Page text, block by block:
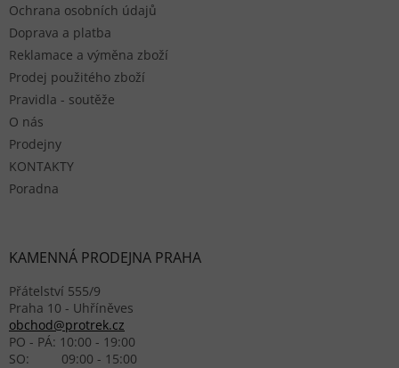
Ochrana osobních údajů
Doprava a platba
Reklamace a výměna zboží
Prodej použitého zboží
Pravidla - soutěže
O nás
Prodejny
KONTAKTY
Poradna
KAMENNÁ PRODEJNA PRAHA
Přátelství 555/9
Praha 10 - Uhříněves
obchod@protrek.cz
PO - PÁ: 10:00 - 19:00
SO: 09:00 - 15:00